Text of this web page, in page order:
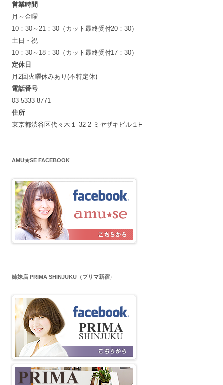
営業時間
月～金曜
10：30～21：30（カット最終受付20：30）
土日・祝
10：30～18：30（カット最終受付17：30）
定休日
月2回火曜休みあり(不特定休)
電話番号
03-5333-8771
住所
東京都渋谷区代々木１-32-2 ミヤザキビル１F
AMU★SE FACEBOOK
姉妹店 PRIMA SHINJUKU（プリマ新宿）